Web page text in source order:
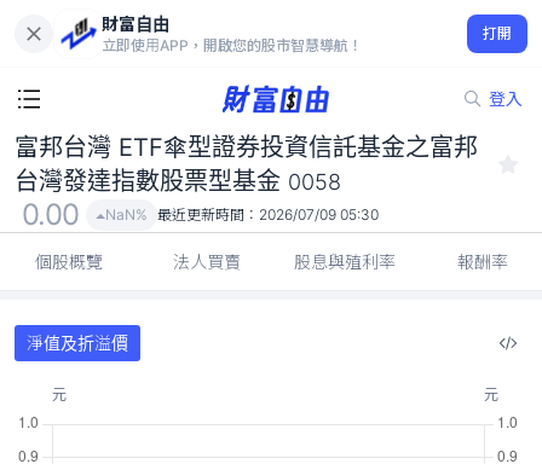
財富自由
立即使用APP，開啟您的股市智慧導航！
打開
登入
富邦台灣 ETF傘型證券投資信託基金之富邦台灣發達指數股票型基
金 0058
0.00
NaN%
富邦台灣 ETF傘型證券投資信託基金之富邦
台灣發達指數股票型基金 0058
0.00 NaN% 最近更新時間： 2026/07/09 05:30
個股概覽 法人買賣 股息與殖利率 報酬率
淨值及折溢價